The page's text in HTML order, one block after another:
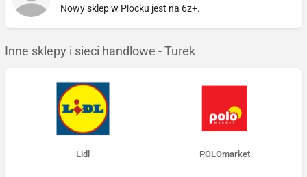
Nowy sklep w Płocku jest na 6z+.
Inne sklepy i sieci handlowe - Turek
Lidl POLOmarket